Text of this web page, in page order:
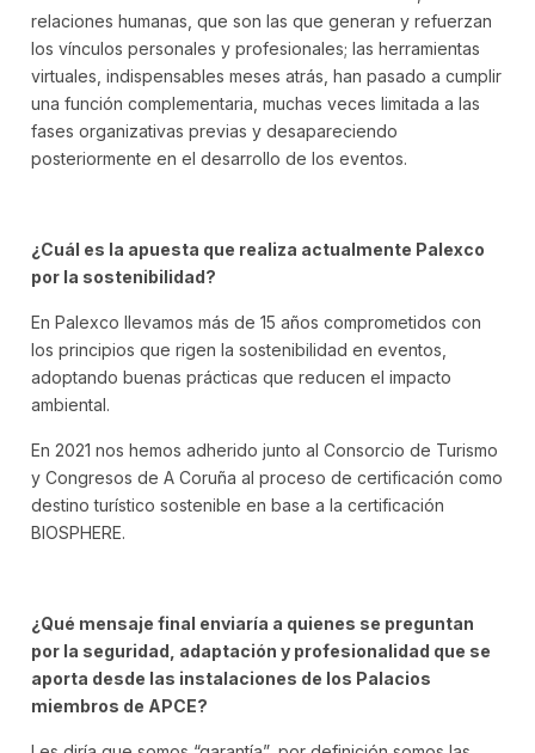
relaciones humanas, que son las que generan y refuerzan
los vínculos personales y profesionales; las herramientas
virtuales, indispensables meses atrás, han pasado a cumplir
una función complementaria, muchas veces limitada a las
fases organizativas previas y desapareciendo
posteriormente en el desarrollo de los eventos.
¿Cuál es la apuesta que realiza actualmente Palexco
por la sostenibilidad?
En Palexco llevamos más de 15 años comprometidos con
los principios que rigen la sostenibilidad en eventos,
adoptando buenas prácticas que reducen el impacto
ambiental.
En 2021 nos hemos adherido junto al Consorcio de Turismo
y Congresos de A Coruña al proceso de certificación como
destino turístico sostenible en base a la certificación
BIOSPHERE.
¿Qué mensaje final enviaría a quienes se preguntan
por la seguridad, adaptación y profesionalidad que se
aporta desde las instalaciones de los Palacios
miembros de APCE?